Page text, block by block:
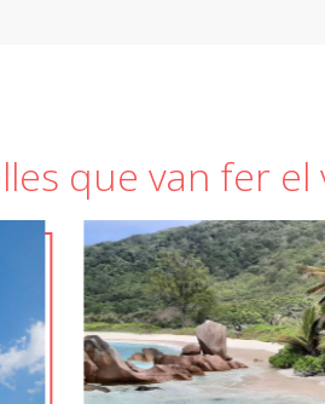
que van fer